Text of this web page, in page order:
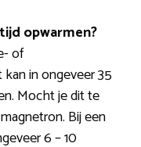
opwarmen?
of
in ongeveer 35
Mocht je dit te
Bij een
6 – 10